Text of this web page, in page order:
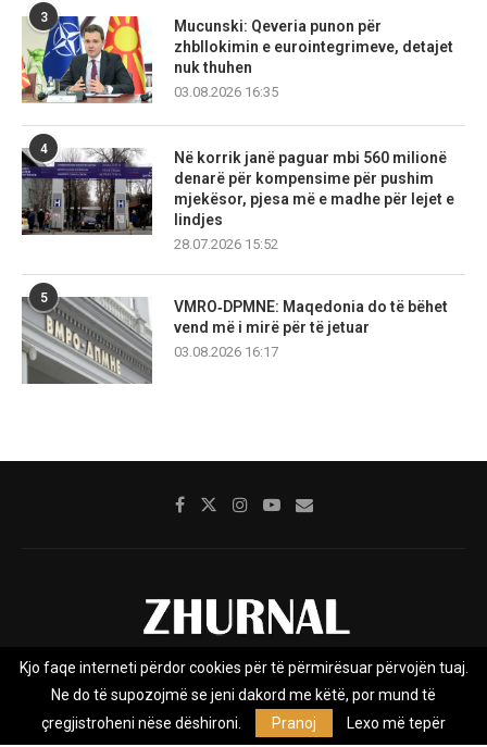
3
Mucunski: Qeveria punon për
zhbllokimin e eurointegrimeve, detajet
nuk thuhen
03.08.2026 16:35
4
Në korrik janë paguar mbi 560 milionë
denarë për kompensime për pushim
mjekësor, pjesa më e madhe për lejet e
lindjes
28.07.2026 15:52
5
VMRO‑DPMNE: Maqedonia do të bëhet
vend më i mirë për të jetuar
03.08.2026 16:17
Rreth nesh Impresumi Marketing
Privacy Policy
Kjo faqe interneti përdor cookies për të përmirësuar përvojën tuaj.
Ne do të supozojmë se jeni dakord me këtë, por mund të
çregjistroheni nëse dëshironi.
Pranoj Lexo më tepër